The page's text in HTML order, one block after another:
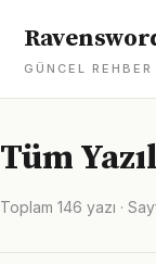
GÜNCEL REHBER
Tüm
Toplam 146 yazı ·